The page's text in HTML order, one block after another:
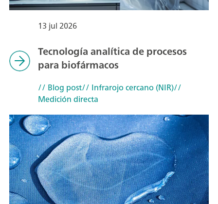
13 jul 2026
Tecnología analítica de procesos
para biofármacos
// Blog post// Infrarojo cercano (NIR)//
Medición directa